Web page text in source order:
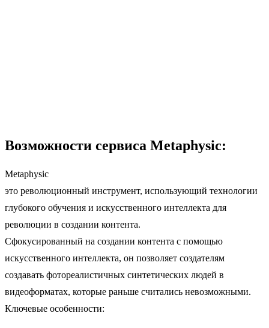
Возможности сервиса Metaphysic:
Metaphysic
это революционный инструмент, использующий технологии
глубокого обучения и искусственного интеллекта для
революции в создании контента.
Сфокусированный на создании контента с помощью
искусственного интеллекта, он позволяет создателям
создавать фотореалистичных синтетических людей в
видеоформатах, которые раньше считались невозможными.
Ключевые особенности: